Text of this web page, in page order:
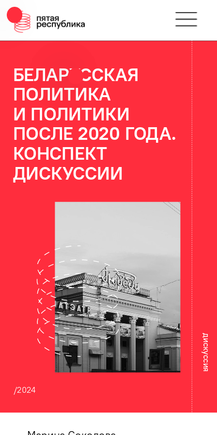
БЕЛАРУССКАЯ
ПОЛИТИКА
И ПОЛИТИКИ
ПОСЛЕ 2020 ГОДА.
КОНСПЕКТ
ДИСКУССИИ
дискуссия
/2024